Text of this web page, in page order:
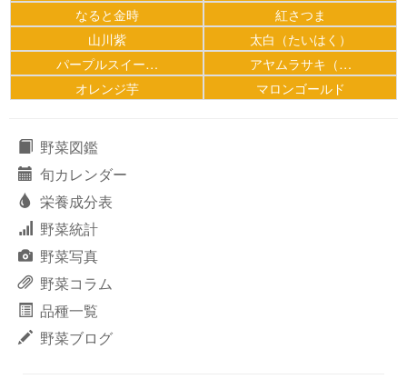
なると金時
紅さつま
山川紫
太白（たいはく）
パープルスイー…
アヤムラサキ（…
オレンジ芋
マロンゴールド
野菜図鑑
旬カレンダー
栄養成分表
野菜統計
野菜写真
野菜コラム
品種一覧
野菜ブログ